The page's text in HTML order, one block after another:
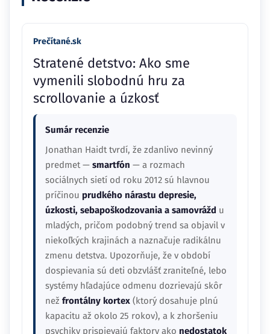
Prečítané.sk
Stratené detstvo: Ako sme
vymenili slobodnú hru za
scrollovanie a úzkosť
Sumár recenzie
Jonathan Haidt tvrdí, že zdanlivo nevinný
predmet — smartfón — a rozmach
sociálnych sietí od roku 2012 sú hlavnou
príčinou prudkého nárastu depresie,
úzkosti, sebapoškodzovania a samovrážd u
mladých, pričom podobný trend sa objavil v
niekoľkých krajinách a naznačuje radikálnu
zmenu detstva. Upozorňuje, že v období
dospievania sú deti obzvlášť zraniteľné, lebo
systémy hľadajúce odmenu dozrievajú skôr
než frontálny kortex (ktorý dosahuje plnú
kapacitu až okolo 25 rokov), a k zhoršeniu
psychiky prispievajú faktory ako nedostatok